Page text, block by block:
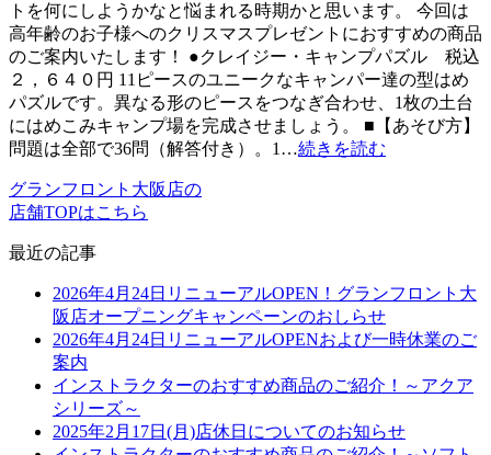
トを何にしようかなと悩まれる時期かと思います。 今回は
高年齢のお子様へのクリスマスプレゼントにおすすめの商品
のご案内いたします！ ●クレイジー・キャンプパズル 税込
２，６４０円 11ピースのユニークなキャンパー達の型はめ
パズルです。異なる形のピースをつなぎ合わせ、1枚の土台
にはめこみキャンプ場を完成させましょう。 ■【あそび方】
問題は全部で36問（解答付き）。1…続きを読む
グランフロント大阪店の
店舗TOPはこちら
最近の記事
2026年4月24日リニューアルOPEN！グランフロント大
阪店オープニングキャンペーンのおしらせ
2026年4月24日リニューアルOPENおよび一時休業のご
案内
インストラクターのおすすめ商品のご紹介！～アクア
シリーズ～
2025年2月17日(月)店休日についてのお知らせ